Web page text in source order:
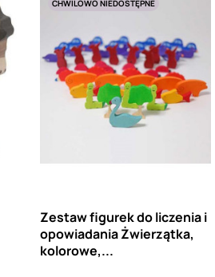
CHWILOWO NIEDOSTĘPNE
Zestaw figurek do liczenia i
opowiadania Żwierzątka,
kolorowe,...